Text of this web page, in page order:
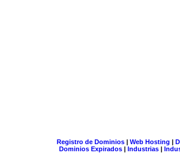
Registro de Dominios| Web Hosting |
Dominios Expirados | Industrias |